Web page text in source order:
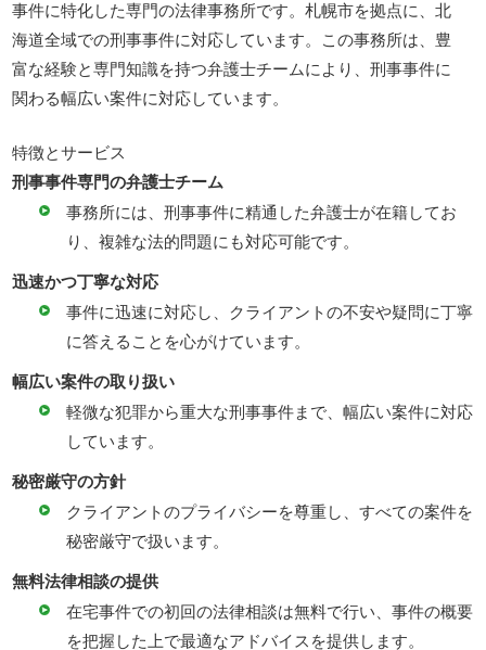
事件に特化した専門の法律事務所です。札幌市を拠点に、北
海道全域での刑事事件に対応しています。この事務所は、豊
富な経験と専門知識を持つ弁護士チームにより、刑事事件に
関わる幅広い案件に対応しています。
特徴とサービス
刑事事件専門の弁護士チーム
事務所には、刑事事件に精通した弁護士が在籍してお
り、複雑な法的問題にも対応可能です。
迅速かつ丁寧な対応
事件に迅速に対応し、クライアントの不安や疑問に丁寧
に答えることを心がけています。
幅広い案件の取り扱い
軽微な犯罪から重大な刑事事件まで、幅広い案件に対応
しています。
秘密厳守の方針
クライアントのプライバシーを尊重し、すべての案件を
秘密厳守で扱います。
無料法律相談の提供
在宅事件での初回の法律相談は無料で行い、事件の概要
を把握した上で最適なアドバイスを提供します。